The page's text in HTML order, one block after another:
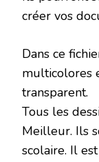
créer vos
Dans ce
multicolores
transparent.
Tous les
Meilleur. Ils
scolaire. Il